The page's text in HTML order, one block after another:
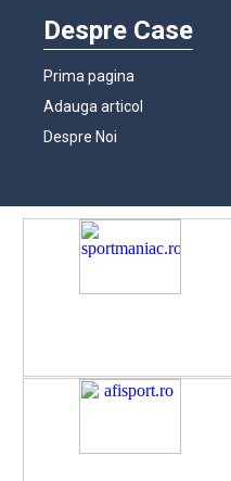
Despre Case
Prima pagina
Adauga articol
Despre Noi